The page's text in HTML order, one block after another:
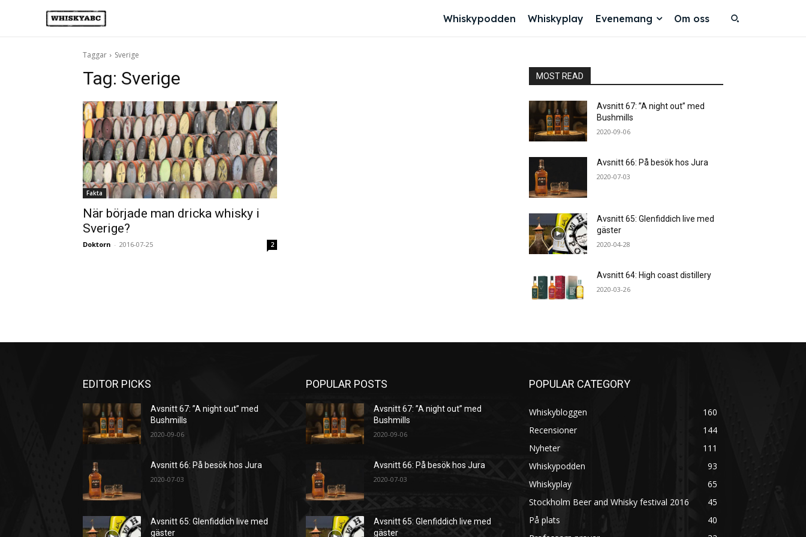
Whiskypodden Whiskyplay Evenemang Om oss
Taggar Sverige
Tag: Sverige
Fakta
När började man dricka whisky i
Sverige?
Doktorn - 2016-07-25 2
MOST READ
Avsnitt 67: ”A night out” med
Bushmills
2020-09-06
Avsnitt 66: På besök hos Jura
2020-07-03
Avsnitt 65: Glenfiddich live med
gäster
2020-04-28
Avsnitt 64: High coast distillery
2020-03-26
EDITOR PICKS
Avsnitt 67: ”A night out” med
Bushmills
2020-09-06
Avsnitt 66: På besök hos Jura
2020-07-03
Avsnitt 65: Glenfiddich live med
gäster
POPULAR POSTS
Avsnitt 67: ”A night out” med
Bushmills
2020-09-06
Avsnitt 66: På besök hos Jura
2020-07-03
Avsnitt 65: Glenfiddich live med
gäster
POPULAR CATEGORY
Whiskybloggen
160
Recensioner
144
Nyheter
111
Whiskypodden
93
Whiskyplay
65
Stockholm Beer and Whisky festival 2016
45
På plats
40